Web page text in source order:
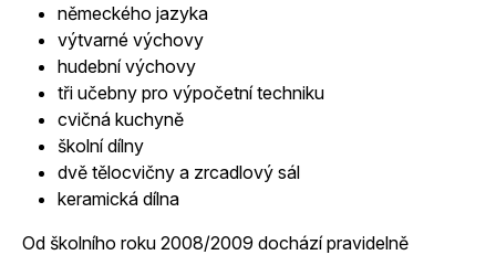
německého jazyka
výtvarné výchovy
hudební výchovy
tři učebny pro výpočetní techniku
cvičná kuchyně
školní dílny
dvě tělocvičny a zrcadlový sál
keramická dílna
Od školního roku 2008/2009 dochází pravidelně